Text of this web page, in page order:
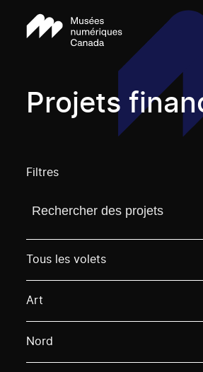
Projets
Filtres
Trouvez un projetVous devez
Tous les volets
Art
Nord